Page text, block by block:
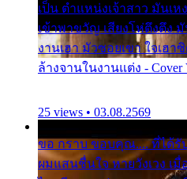
เป็น ตำแหน่งเจ้าสาว มันเ
เข้าพาขวัญ เสียงโห่ตึงตึง
งานเฮา มัวซอยเขา ใจเฮ
ล้างจานในงานแต่ง - Cover
25 views • 03.08.2569
ขอ กราบ ขอบคุณ.... ที่ได้รั
ผมแสนชื่นใจ หายวังเวง เ